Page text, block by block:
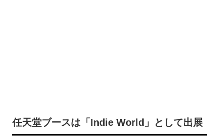
任天堂ブースは「Indie World」として出展